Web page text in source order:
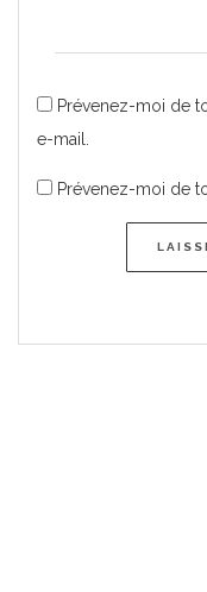
Prévenez-moi de
e-mail.
Prévenez-moi de